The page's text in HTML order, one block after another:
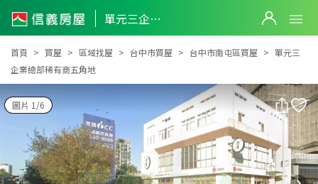
單元三企業總部稀有商五角地
單元三企業總部稀有商五角地
首頁 買屋 區域找屋 台中市買屋 台中市南屯區買屋
單元三
企業總部稀有商五角地
圖片 1/6